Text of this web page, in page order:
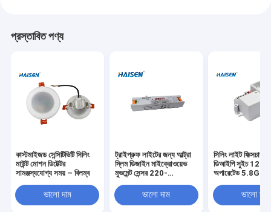
প্রস্তাবিত পণ্য
কাস্টমাইজড সেন্সিটিভিটি সিলিং
মাউন্ট মোশন ডিটেক্টর
সামঞ্জস্যযোগ্য সময় – বিলম্ব
ভালো দাম
ট্রাইপ্রুফ লাইটের জন্য আল্ট্রা
স্লিম ডিজাইন মাইক্রোওয়েভ
মুভমেন্ট সেন্সর 220-
ভালো দাম
সিলিং লাইট ফিক্সচার
ডিআইপি সুইচ
অপারেটেড 5.8GHz
ভালো দাম